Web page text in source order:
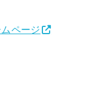
ページ